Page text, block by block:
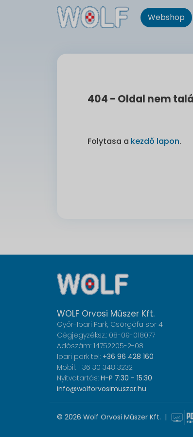
Webshop
404 - Oldal nem
Folytasa a kezdő lapon.
WOLF Orvosi Műszer Kft.
Győr-Ipari Park, Csörgőfa sor 4
Cégjegyzéksz.: 08-09-018077
Adószám: 14752205-2-08
Ipari park tel: +36 96 428 160
Mobil: +36 30 348 3232
Nyitvatartás: H-P 7:30 - 15:30
info@wolforvosimuszer.hu
© 2026 Wolf Orvosi Műszer Kft. |